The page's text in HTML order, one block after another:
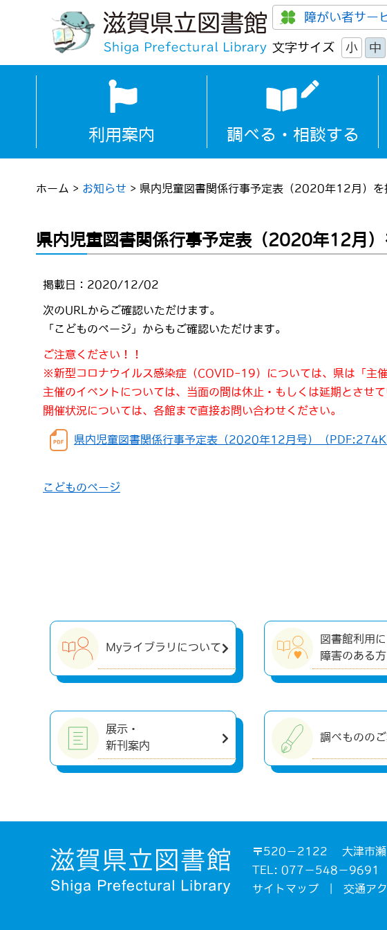
障がい者サー
文字サイズ 小 中
利用案内 調べる・相談する
ホーム > お知らせ > 県内児童図書関係行事予定表（2020年12月）を
県内児童図書関係行事予定表（2020年12月）
掲載日：2020/12/02
次のURLからご確認いただけます。
「こどものページ」からもご確認いただけます。
ご注意ください！！
※新型コロナウイルス感染症（COVID-19）については、県は「主
主催のイベントについては、当面の間は休止・もしくは延期とさせ
開催状況については、各館まで直接お問い合わせください。
県内児童図書関係行事予定表（2020年12月号）（
こどものページ
Myライブラリについて
図書館利用に
障害のある
展示・
新刊案内
調べものの
〒520－2122 大津市瀬
TEL: 077－548－
サイトマップ
交通ア